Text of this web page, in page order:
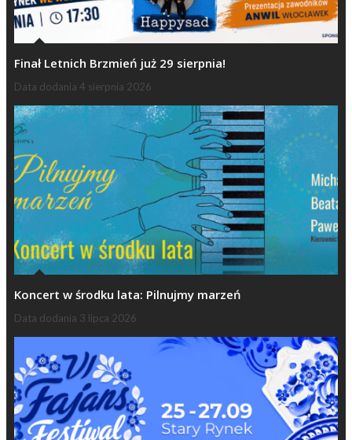
Finał Letnich Brzmień już 29 sierpnia!
Data dodania 4 sierpnia 2026
Koncert w środku lata: Pilnujmy marzeń
Data dodania 3 lipca 2026